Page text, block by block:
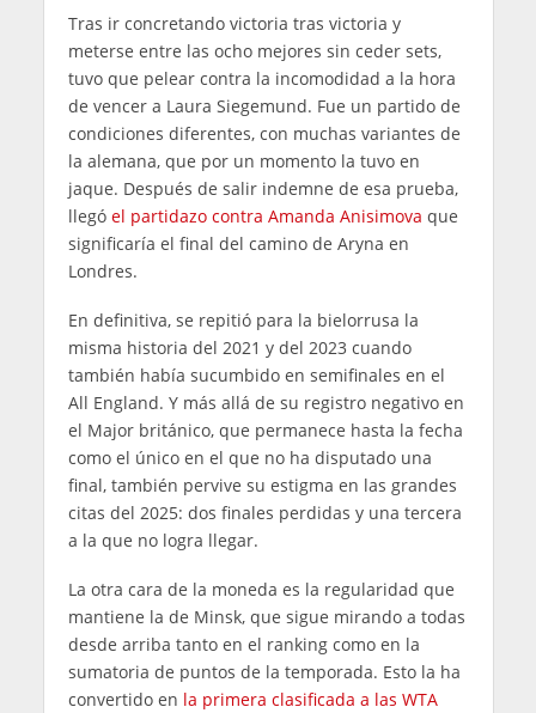
Tras ir concretando victoria tras victoria y
meterse entre las ocho mejores sin ceder sets,
tuvo que pelear contra la incomodidad a la hora
de vencer a Laura Siegemund. Fue un partido de
condiciones diferentes, con muchas variantes de
la alemana, que por un momento la tuvo en
jaque. Después de salir indemne de esa prueba,
llegó el partidazo contra Amanda Anisimova que
significaría el final del camino de Aryna en
Londres.
En definitiva, se repitió para la bielorrusa la
misma historia del 2021 y del 2023 cuando
también había sucumbido en semifinales en el
All England. Y más allá de su registro negativo en
el Major británico, que permanece hasta la fecha
como el único en el que no ha disputado una
final, también pervive su estigma en las grandes
citas del 2025: dos finales perdidas y una tercera
a la que no logra llegar.
La otra cara de la moneda es la regularidad que
mantiene la de Minsk, que sigue mirando a todas
desde arriba tanto en el ranking como en la
sumatoria de puntos de la temporada. Esto la ha
convertido en la primera clasificada a las WTA